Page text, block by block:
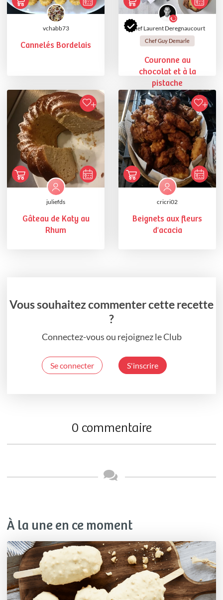
vchabb73
Cannelés Bordelais
Chef Laurent Deregnaucourt
Chef Guy Demarle
Couronne au
chocolat et à la
pistache
juliefds
Gâteau de Katy au
Rhum
cricri02
Beignets aux fleurs
d'acacia
Vous souhaitez commenter cette recette
?
Connectez-vous ou rejoignez le Club
Se connecter S'inscrire
0 commentaire
À la une en ce moment